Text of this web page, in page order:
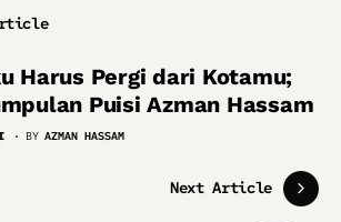
Harus Pergi dari Kotamu;
Puisi Azman Hassam
BY AZMAN HASSAM
Next Article